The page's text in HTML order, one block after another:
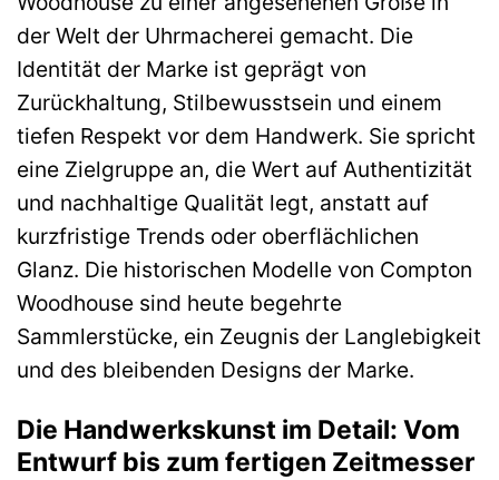
der Welt der Uhrmacherei gemacht. Die
Identität der Marke ist geprägt von
Zurückhaltung, Stilbewusstsein und einem
tiefen Respekt vor dem Handwerk. Sie spricht
eine Zielgruppe an, die Wert auf Authentizität
und nachhaltige Qualität legt, anstatt auf
kurzfristige Trends oder oberflächlichen
Glanz. Die historischen Modelle von Compton
Woodhouse sind heute begehrte
Sammlerstücke, ein Zeugnis der Langlebigkeit
und des bleibenden Designs der Marke.
Die Handwerkskunst im Detail: Vom
Entwurf bis zum fertigen Zeitmesser